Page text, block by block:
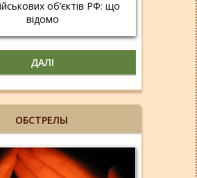
об’єктів РФ: що
відомо
ДАЛІ
ОБСТРЕЛЫ